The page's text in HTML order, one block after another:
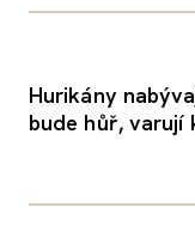
Hurikány
bude hůř, varují